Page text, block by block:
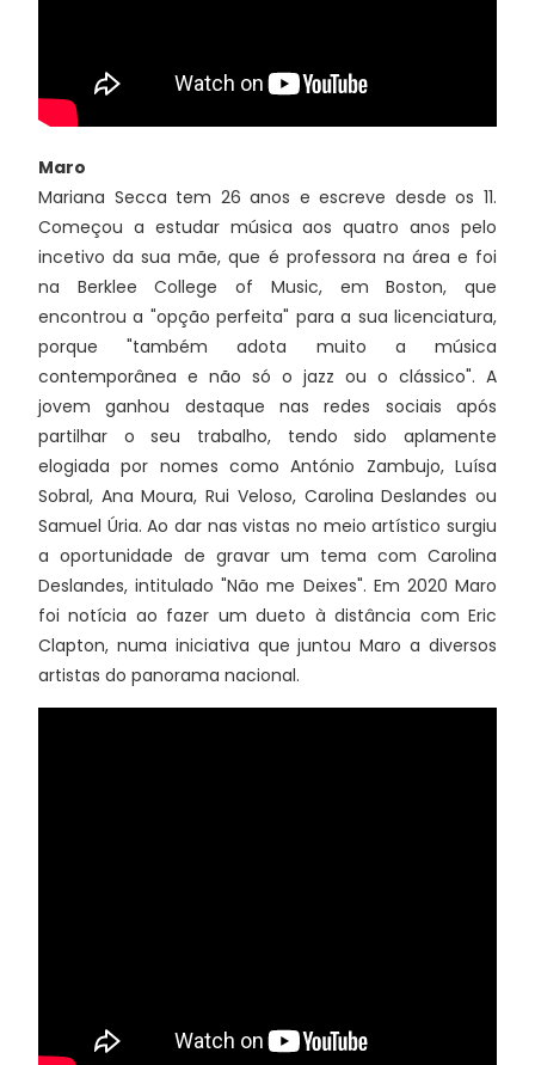
Maro
Mariana Secca tem 26 anos e escreve desde os 11.
Começou a estudar música aos quatro anos pelo
incetivo da sua mãe, que é professora na área e foi
na Berklee College of Music, em Boston, que
encontrou a "opção perfeita" para a sua licenciatura,
porque "também adota muito a música
contemporânea e não só o jazz ou o clássico". A
jovem ganhou destaque nas redes sociais após
partilhar o seu trabalho, tendo sido aplamente
elogiada por nomes como António Zambujo, Luísa
Sobral, Ana Moura, Rui Veloso, Carolina Deslandes ou
Samuel Úria. Ao dar nas vistas no meio artístico surgiu
a oportunidade de gravar um tema com Carolina
Deslandes, intitulado "Não me Deixes". Em 2020 Maro
foi notícia ao fazer um dueto à distância com Eric
Clapton, numa iniciativa que juntou Maro a diversos
artistas do panorama nacional.